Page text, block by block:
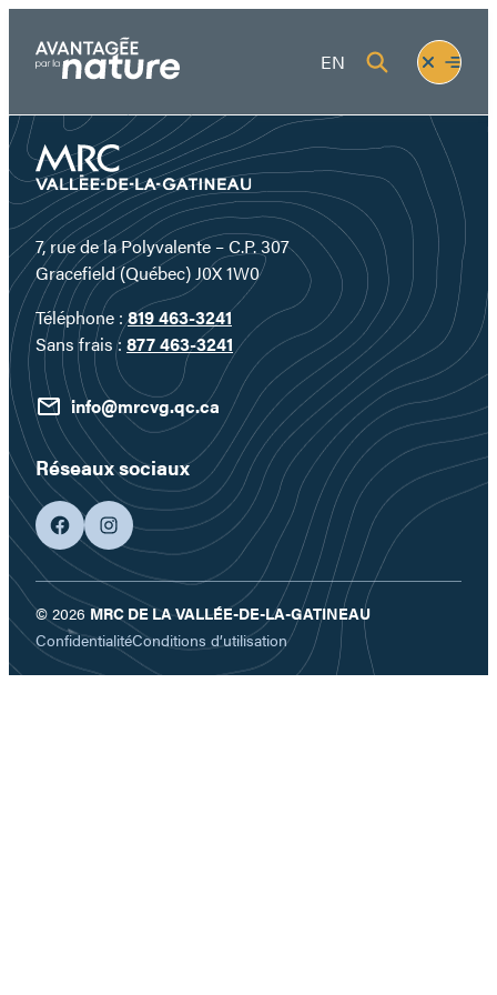
contenu
EN
Fermer
le
menu
Ouvrir
le
7, rue de la Polyvalente – C.P. 307
Gracefield (Québec) J0X 1W0
Téléphone :819 463-3241
Sans frais : 877 463-3241
info@mrcvg.qc.ca
Réseaux sociaux
facebookgoogleplus
© 2026 MRC DE LA VALLÉE-DE-LA-GATINEAU
ConfidentialitéConditions d’utilisation